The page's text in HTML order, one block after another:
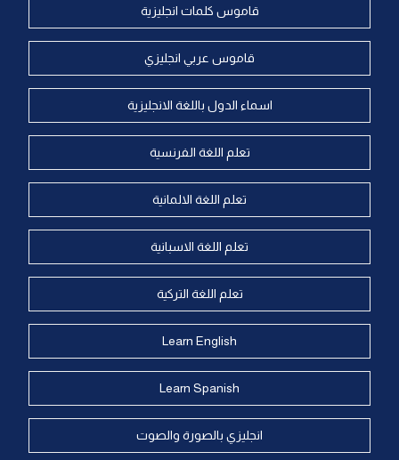
قاموس كلمات انجليزية
قاموس عربي انجليزي
اسماء الدول باللغة الانجليزية
تعلم اللغة الفرنسية
تعلم اللغة الالمانية
تعلم اللغة الاسبانية
تعلم اللغة التركية
Learn English
Learn Spanish
انجليزي بالصورة والصوت